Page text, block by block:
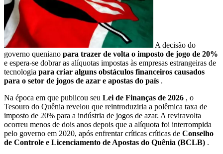
A decisão do
governo queniano para trazer de volta o imposto de jogo de 20%
e espera-se dobrar as alíquotas impostas às empresas estrangeiras de
tecnologia para criar alguns obstáculos financeiros causados ​​
para o setor de jogos de azar e apostas do país .
Na época em que publicou seu Lei de Finanças de 2026 , o
Tesouro do Quênia revelou que reintroduziria a polêmica taxa de
imposto de 20% para a indústria de jogos de azar. A reviravolta
ocorreu menos de dois anos depois que a alíquota foi interrompida
pelo governo em 2020, após enfrentar críticas críticas de Conselho
de Controle e Licenciamento de Apostas do Quênia (BCLB) .